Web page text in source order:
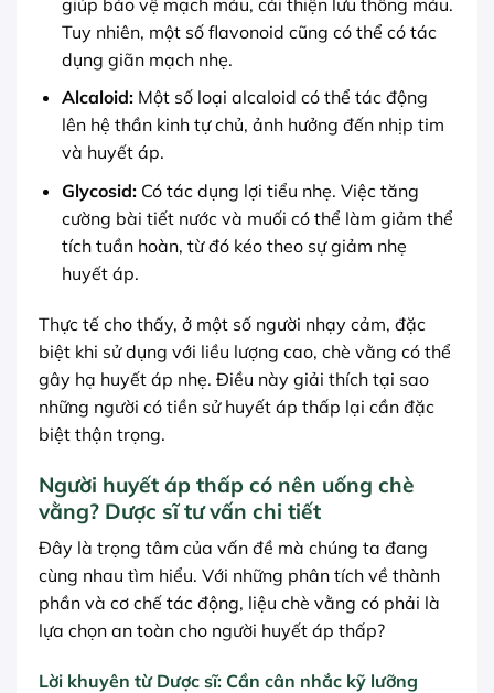
Tuy nhiên, một số flavonoid cũng có thể có tác
dụng giãn mạch nhẹ.
Alcaloid:Một số loại alcaloid có thể tác động
lên hệ thần kinh tự chủ, ảnh hưởng đến nhịp tim
và huyết áp.
Glycosid:Có tác dụng lợi tiểu nhẹ. Việc tăng
cường bài tiết nước và muối có thể làm giảm thể
tích tuần hoàn, từ đó kéo theo sự giảm nhẹ
huyết áp.
Thực tế cho thấy, ở một số người nhạy cảm, đặc
biệt khi sử dụng với liều lượng cao, chè vằng có thể
gây hạ huyết áp nhẹ. Điều này giải thích tại sao
những người có tiền sử huyết áp thấp lại cần đặc
biệt thận trọng.
Người huyết áp thấp có nên uống chè
vằng? Dược sĩ tư vấn chi tiết
Đây là trọng tâm của vấn đề mà chúng ta đang
cùng nhau tìm hiểu. Với những phân tích về thành
phần và cơ chế tác động, liệu chè vằng có phải là
lựa chọn an toàn cho người huyết áp thấp?
Lời khuyên từ Dược sĩ: Cần cân nhắc kỹ lưỡng